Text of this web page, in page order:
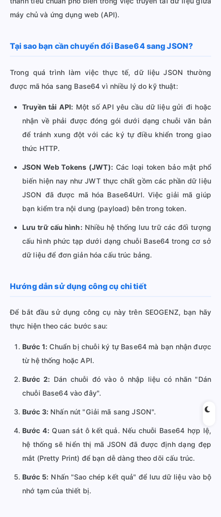
máy chủ và ứng dụng web (API).
Tại sao bạn cần chuyển đổi Base64 sang JSON?
Trong quá trình làm việc thực tế, dữ liệu JSON thường
được mã hóa sang Base64 vì nhiều lý do kỹ thuật:
Truyền tải API: Một số API yêu cầu dữ liệu gửi đi hoặc
nhận về phải được đóng gói dưới dạng chuỗi văn bản
để tránh xung đột với các ký tự điều khiển trong giao
thức HTTP.
JSON Web Tokens (JWT):Các loại token bảo mật phổ
biến hiện nay như JWT thực chất gồm các phần dữ liệu
JSON đã được mã hóa Base64Url. Việc giải mã giúp
bạn kiểm tra nội dung (payload) bên trong token.
Lưu trữ cấu hình:Nhiều hệ thống lưu trữ các đối tượng
cấu hình phức tạp dưới dạng chuỗi Base64 trong cơ sở
dữ liệu để đơn giản hóa cấu trúc bảng.
Hướng dẫn sử dụng công cụ chi tiết
Để bắt đầu sử dụng công cụ này trên SEOGENZ, bạn hãy
thực hiện theo các bước sau:
Bước 1: Chuẩn bị chuỗi ký tự Base64 mà bạn nhận được
từ hệ thống hoặc API.
Bước 2: Dán chuỗi đó vào ô nhập liệu có nhãn "Dán
chuỗi Base64 vào đây".
Bước 3: Nhấn nút "Giải mã sang JSON".
Bước 4: Quan sát ô kết quả. Nếu chuỗi Base64 hợp lệ,
hệ thống sẽ hiển thị mã JSON đã được định dạng đẹp
mắt (Pretty Print) để bạn dễ dàng theo dõi cấu trúc.
Bước 5: Nhấn "Sao chép kết quả" để lưu dữ liệu vào bộ
nhớ tạm của thiết bị.